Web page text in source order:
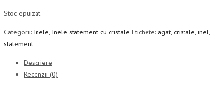
Stoc epuizat
Categorii: Inele, Inele statement cu cristale Etichete: agat, cristale, inel,
statement
Descriere
Recenzii (0)